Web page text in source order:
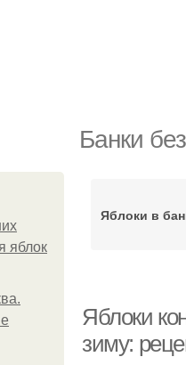
Банки
яблок
Яблоки в
Яблоки
зиму: